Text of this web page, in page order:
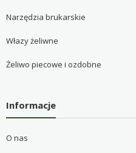
Narzędzia brukarskie
Włazy żeliwne
Żeliwo piecowe i ozdobne
Informacje
O nas